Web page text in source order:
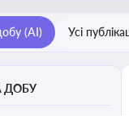
(AI) Усі
ДОБУ